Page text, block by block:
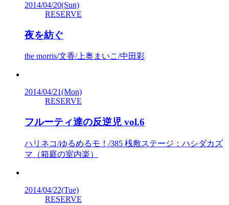
2014/04/20(Sun)
RESERVE
夜を紡ぐ
the morris/文香/上奥まいこ/中田彩
2014/04/21(Mon)
RESERVE
フルーティ達の反逆児 vol.6
ハリネコ/ゆるめるモ！/385 桟敷ステージ：ハシダカズ
マ（箱庭の室内楽）
2014/04/22(Tue)
RESERVE